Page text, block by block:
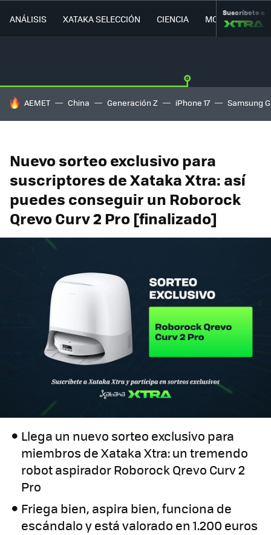
ANÁLISIS XATAKA SELECCIÓN CIENCIA MOVILIDAD
Suscríbete a
HOY SE HABLA DE
AEMET China Generación Z iPhone 17 Samsung
Nuevo sorteo exclusivo para
suscriptores de Xataka Xtra: así
puedes conseguir un Roborock
Qrevo Curv 2 Pro [finalizado]
Llega un nuevo sorteo exclusivo para
miembros de Xataka Xtra: un tremendo
robot aspirador Roborock Qrevo Curv 2
Pro
Friega bien, aspira bien, funciona de
escándalo y está valorado en 1.200 euros